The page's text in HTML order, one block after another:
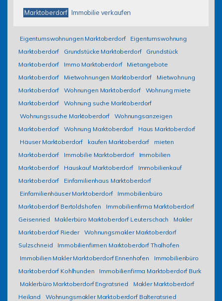
Marktoberdorf Immobilie verkaufen
Eigentumswohnungen Marktoberdorf
Eigentumswohnung
Marktoberdorf
Grundstücke Marktoberdorf
Grundstück
Marktoberdorf
Immo Marktoberdorf
Mietangebote
Marktoberdorf
Mietwohnungen Marktoberdorf
Mietwohnung
Marktoberdorf
Wohnungen Marktoberdorf
Wohnung miete
Marktoberdorf
Wohnung suche Marktoberdorf
Wohnungssuche Marktoberdorf
Wohnungsanzeigen
Marktoberdorf
Wohnung Marktoberdorf
Haus Marktoberdorf
Häuser Marktoberdorf
kaufen Marktoberdorf
mieten
Marktoberdorf
Immobilie Marktoberdorf
Immobilien
Marktoberdorf
Hauskauf Marktoberdorf
Immobilienkauf
Marktoberdorf
Einfamilienhaus Marktoberdorf
Einfamilienhäuser Marktoberdorf
Immobilienbüro
Marktoberdorf Bertoldshofen
Immobilienfirma Marktoberdorf
Geisenried
Maklerbüro Marktoberdorf Leuterschach
Makler
Marktoberdorf Rieder
Wohnungsmakler Marktoberdorf
Sulzschneid
Immobilienfirmen Marktoberdorf Thalhofen
Immobilien Makler Marktoberdorf Ennenhofen
Immobilienbüro
Marktoberdorf Kohlhunden
Immobilienfirma Marktoberdorf Burk
Maklerbüro Marktoberdorf Engratsried
Makler Marktoberdorf
Heiland
Wohnungsmakler Marktoberdorf Balteratsried